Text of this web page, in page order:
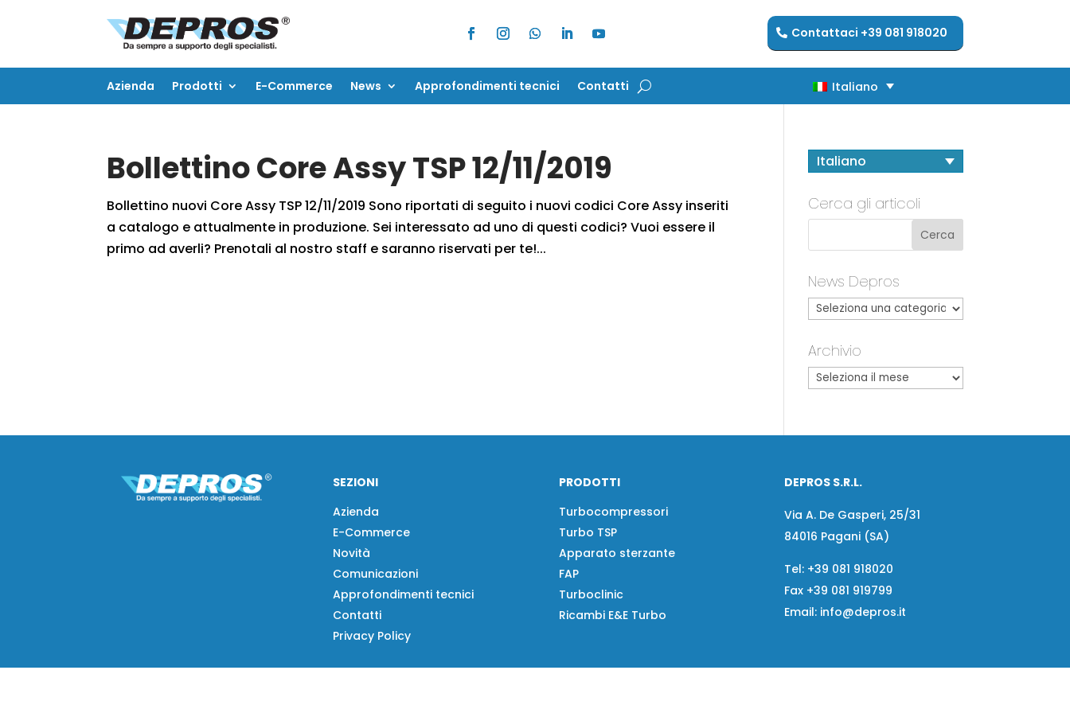
Contattaci +39 081 918020
Azienda Prodotti E-Commerce News Approfondimenti tecnici Contatti Italiano
Azienda Prodotti E-Commerce News Approfondimenti tecnici Contatti Italiano
Bollettino Core Assy TSP 12/11/2019
Bollettino nuovi Core Assy TSP 12/11/2019 Sono riportati di seguito i nuovi codici Core Assy inseriti
a catalogo e attualmente in produzione. Sei interessato ad uno di questi codici? Vuoi essere il
primo ad averli? Prenotali al nostro staff e saranno riservati per te!...
Italiano
Cerca gli articoli
News Depros
Archivio
SEZIONI
Azienda
E-Commerce
Novità
Comunicazioni
Approfondimenti tecnici
Contatti
Privacy Policy
PRODOTTI
Turbocompressori
Turbo TSP
Apparato sterzante
FAP
Turboclinic
Ricambi E&E Turbo
DEPROS S.R.L.
Via A. De Gasperi, 25/31
84016 Pagani (SA)
Tel: +39 081 918020
Fax +39 081 919799
Email: info@depros.it